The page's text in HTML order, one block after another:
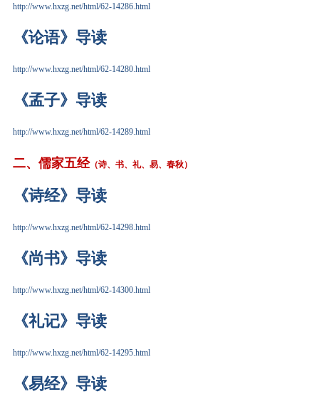
http://www.hxzg.net/html/62-14286.html
《论语》导读
http://www.hxzg.net/html/62-14280.html
《孟子》导读
http://www.hxzg.net/html/62-14289.html
二、儒家五经（诗、书、礼、易、春秋）
《诗经》导读
http://www.hxzg.net/html/62-14298.html
《尚书》导读
http://www.hxzg.net/html/62-14300.html
《礼记》导读
http://www.hxzg.net/html/62-14295.html
《易经》导读